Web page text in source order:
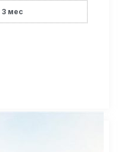
3 мес